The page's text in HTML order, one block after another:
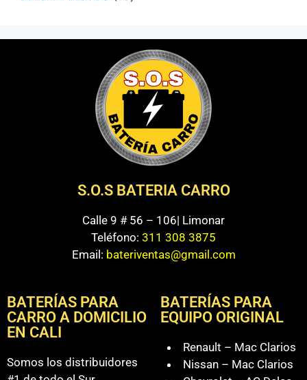
S.O.S BATERIA CARRO
Calle 9 # 56 – 106| Limonar
Teléfono: 311 308 3875
Email: bateriventas@gmail.com
BATERÍAS PARA
CARRO A DOMICILIO
EN CALI
Somos los distribuidores
BATERÍAS PARA
EQUIPO ORIGINAL
Renault – Mac Clarios
Nissan – Mac Clarios